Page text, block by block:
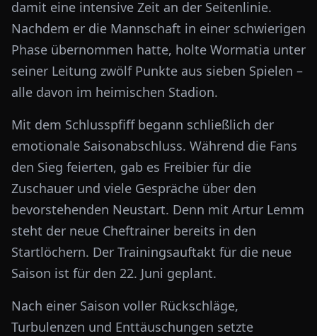
damit eine intensive Zeit an der Seitenlinie.
Nachdem er die Mannschaft in einer schwierigen
Phase übernommen hatte, holte Wormatia unter
seiner Leitung zwölf Punkte aus sieben Spielen –
alle davon im heimischen Stadion.
Mit dem Schlusspfiff begann schließlich der
emotionale Saisonabschluss. Während die Fans
den Sieg feierten, gab es Freibier für die
Zuschauer und viele Gespräche über den
bevorstehenden Neustart. Denn mit Artur Lemm
steht der neue Cheftrainer bereits in den
Startlöchern. Der Trainingsauftakt für die neue
Saison ist für den 22. Juni geplant.
Nach einer Saison voller Rückschläge,
Turbulenzen und Enttäuschungen setzte